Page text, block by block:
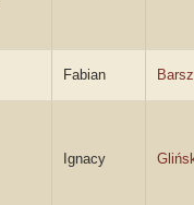
Fabian
Ignacy